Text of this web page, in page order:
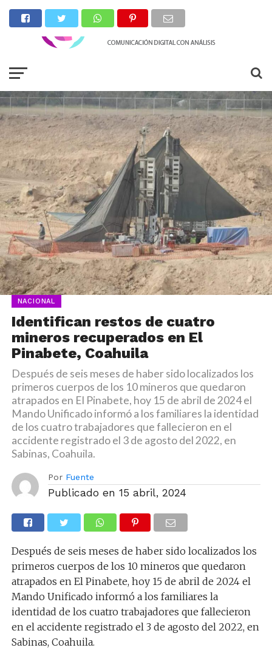
NACIONAL
Identifican restos de cuatro
mineros recuperados en El
Pinabete, Coahuila
Después de seis meses de haber sido localizados los
primeros cuerpos de los 10 mineros que quedaron
atrapados en El Pinabete, hoy 15 de abril de 2024 el
Mando Unificado informó a los familiares la identidad
de los cuatro trabajadores que fallecieron en el
accidente registrado el 3 de agosto del 2022, en
Sabinas, Coahuila.
Por Fuente
Publicado en 15 abril, 2024
Después de seis meses de haber sido localizados los
primeros cuerpos de los 10 mineros que quedaron
atrapados en El Pinabete, hoy 15 de abril de 2024 el
Mando Unificado informó a los familiares la
identidad de los cuatro trabajadores que fallecieron
en el accidente registrado el 3 de agosto del 2022, en
Sabinas, Coahuila.